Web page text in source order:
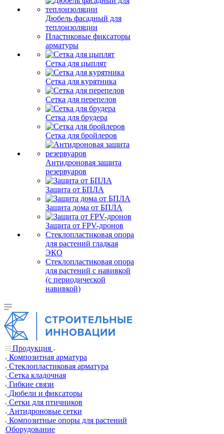
Дюбель фасадный для
теплоизоляции
Пластиковые фиксаторы
арматуры
Сетка для цыплят
Сетка для курятника
Сетка для перепелов
Сетка для брудера
Сетка для бройлеров
Антидроновая защита
резервуаров
Защита от БПЛА
Защита дома от БПЛА
Защита от FPV-дронов
Стеклопластиковая опора
для растений гладкая
ЭКО
Стеклопластиковая опора
для растений с навивкой
(с периодической
навивкой)
Продукция
Композитная арматура
Cтеклопластиковая арматура
Сетка кладочная
Гибкие связи
Дюбели и фиксаторы
Сетки для птичников
Антидроновые сетки
Композитные опоры для растений
Оборудование